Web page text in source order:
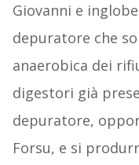
Giovanni e
depuratore che
anaerobica dei
digestori già
depuratore,
Forsu, e si